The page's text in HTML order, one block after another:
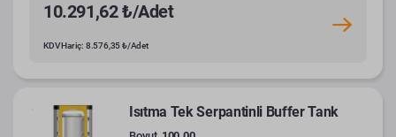
10.291,62 ₺/Adet
KDV Hariç: 8.576,35 ₺/Adet
Isıtma Tek Serpantinli Buffer Tank